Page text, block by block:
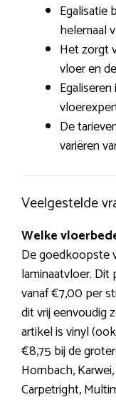
Egalisatie
helemaal
Het zorgt
vloer en
De
variëren
Veelgestelde
Welke
De goedkoopste
laminaatvloer.
vanaf €7,00 per
dit vrij eenvoudig
artikel is vinyl
€8,75 bij de
Hornbach,
Carpetright,